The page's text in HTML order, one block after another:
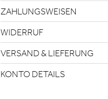
ZAHLUNGSWEISEN
WIDERRUF
VERSAND & LIEFERUNG
KONTO DETAILS